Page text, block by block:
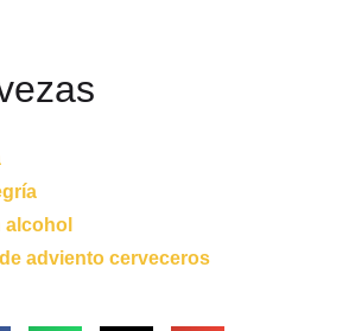
alcohol
adviento cerveceros